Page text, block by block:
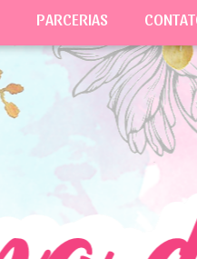
PARCERIAS